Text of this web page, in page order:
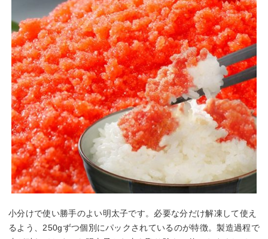
小分けで使い勝手のよい明太子です。必要な分だけ解凍して使え
るよう、250gずつ個別にパックされているのが特徴。製造過程で